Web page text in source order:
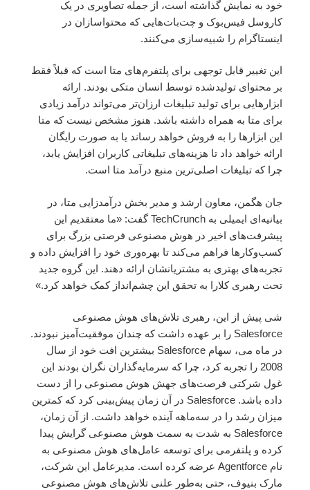
خود به نمایش گذاشته است، از جمله تصاویری در یک
کاروسل فیس‌بوک و چت‌بات‌هایی که محتواسازان در
اینستاگرام را شبیه‌سازی می‌کنند.
این تغییر قابل توجهی برای پلتفرم‌های متا است که قبلاً فقط
بر محتوای تولیدشده توسط انسان متکی بودند. ارائه
ابزارهایی برای تولید تبلیغات ارزان‌تر می‌تواند درآمد زیادی
برای متا به همراه داشته باشد. هنوز مشخص نیست که متا
این ابزارها را به فروش خواهد رساند یا به صورت رایگان
ارائه خواهد داد تا هزینه‌های تبلیغاتی کاربران افزایش یابد،
چرا که تبلیغات اصلی‌ترین منبع درآمد متا است.
جان هگمن، معاون ارشد و مدیر بخش درآمدزایی متا، در
بیانیه‌ای ایمیلی به TechCrunch گفت: «ما معتقدیم این
پیشرفت‌های اخیر در هوش مصنوعی فرصتی بزرگ برای
کسب‌وکارها فراهم می‌کند تا بهره‌وری خود را افزایش داده و
تجربه‌های بهتری به مشتریانشان ارائه دهند. این گروه جدید
تحت رهبری کلارا به تحقق این چشم‌انداز کمک خواهد کرد.»
شی پیش از این، رهبری تلاش‌های هوش مصنوعی
Salesforce را بر عهده داشت که چندان موفقیت‌آمیز نبودند.
در ماه می، سهام Salesforce بیشترین افت خود از سال
2008 را تجربه کرد، چرا که سرمایه‌گذاران نگران بودند این
غول شرکتی فرصت‌های جهش هوش مصنوعی را از دست
داده باشد. Salesforce در آن زمان پیش‌بینی کرد که کمترین
میزان رشد را در سه‌ماهه آینده خواهد داشت. از آن زمان،
Salesforce به شدت به سمت هوش مصنوعی گرایش پیدا
کرده و پلتفرمی برای توسعه عامل‌های هوش مصنوعی به
نام Agentforce عرضه کرده است. مدیرعامل این شرکت،
مارک بنیوف، حتی به‌طور علنی تلاش‌های هوش مصنوعی